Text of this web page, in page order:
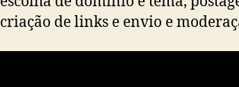
criação de links e envio e